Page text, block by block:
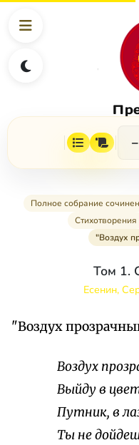
−
Полное собрание
Стихотворения
"Воздух
Том 1.
Есенин,
"Воздух
Воздух
Выйду в
Путник, в
Ты не